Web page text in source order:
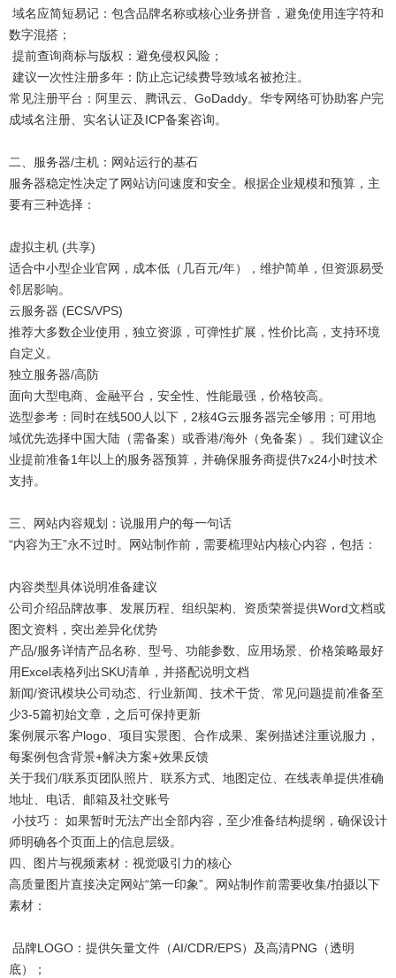
域名应简短易记：包含品牌名称或核心业务拼音，避免使用连字符和
数字混搭；
提前查询商标与版权：避免侵权风险；
建议一次性注册多年：防止忘记续费导致域名被抢注。
常见注册平台：阿里云、腾讯云、GoDaddy。华专网络可协助客户完
成域名注册、实名认证及ICP备案咨询。
二、服务器/主机：网站运行的基石
服务器稳定性决定了网站访问速度和安全。根据企业规模和预算，主
要有三种选择：
虚拟主机 (共享)
适合中小型企业官网，成本低（几百元/年），维护简单，但资源易受
邻居影响。
云服务器 (ECS/VPS)
推荐大多数企业使用，独立资源，可弹性扩展，性价比高，支持环境
自定义。
独立服务器/高防
面向大型电商、金融平台，安全性、性能最强，价格较高。
选型参考：同时在线500人以下，2核4G云服务器完全够用；可用地
域优先选择中国大陆（需备案）或香港/海外（免备案）。我们建议企
业提前准备1年以上的服务器预算，并确保服务商提供7x24小时技术
支持。
三、网站内容规划：说服用户的每一句话
“内容为王”永不过时。网站制作前，需要梳理站内核心内容，包括：
内容类型具体说明准备建议
公司介绍品牌故事、发展历程、组织架构、资质荣誉提供Word文档或
图文资料，突出差异化优势
产品/服务详情产品名称、型号、功能参数、应用场景、价格策略最好
用Excel表格列出SKU清单，并搭配说明文档
新闻/资讯模块公司动态、行业新闻、技术干货、常见问题提前准备至
少3-5篇初始文章，之后可保持更新
案例展示客户logo、项目实景图、合作成果、案例描述注重说服力，
每案例包含背景+解决方案+效果反馈
关于我们/联系页团队照片、联系方式、地图定位、在线表单提供准确
地址、电话、邮箱及社交账号
小技巧： 如果暂时无法产出全部内容，至少准备结构提纲，确保设计
师明确各个页面上的信息层级。
四、图片与视频素材：视觉吸引力的核心
高质量图片直接决定网站“第一印象”。网站制作前需要收集/拍摄以下
素材：
品牌LOGO：提供矢量文件（AI/CDR/EPS）及高清PNG（透明
底）；